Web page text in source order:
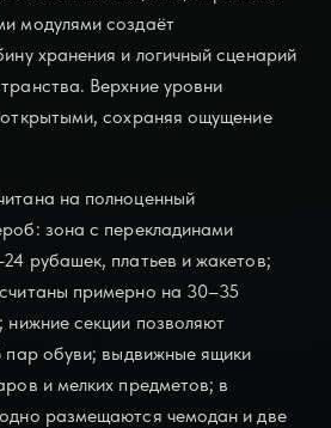
модулями создаёт
хранения и логичный сценарий
Верхние уровни
сохраняя ощущение
на полноценный
зона с перекладинами
рубашек, платьев и жакетов;
примерно на 30–35
секции позволяют
пар обуви; выдвижные ящики
и мелких предметов; в
размещаются чемодан и две